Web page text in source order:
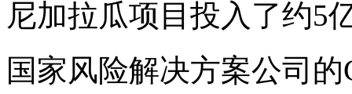
尼加拉瓜项目投入了约5
国家风险解决方案公司的